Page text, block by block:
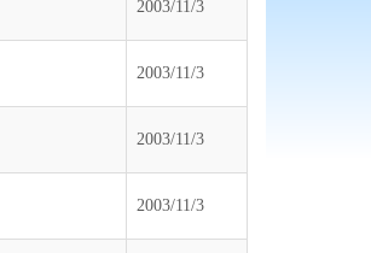
2003/11/3
2003/11/3
2003/11/3
2003/11/3